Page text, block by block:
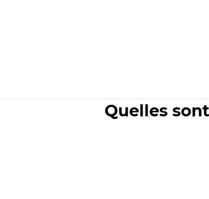
Quelles